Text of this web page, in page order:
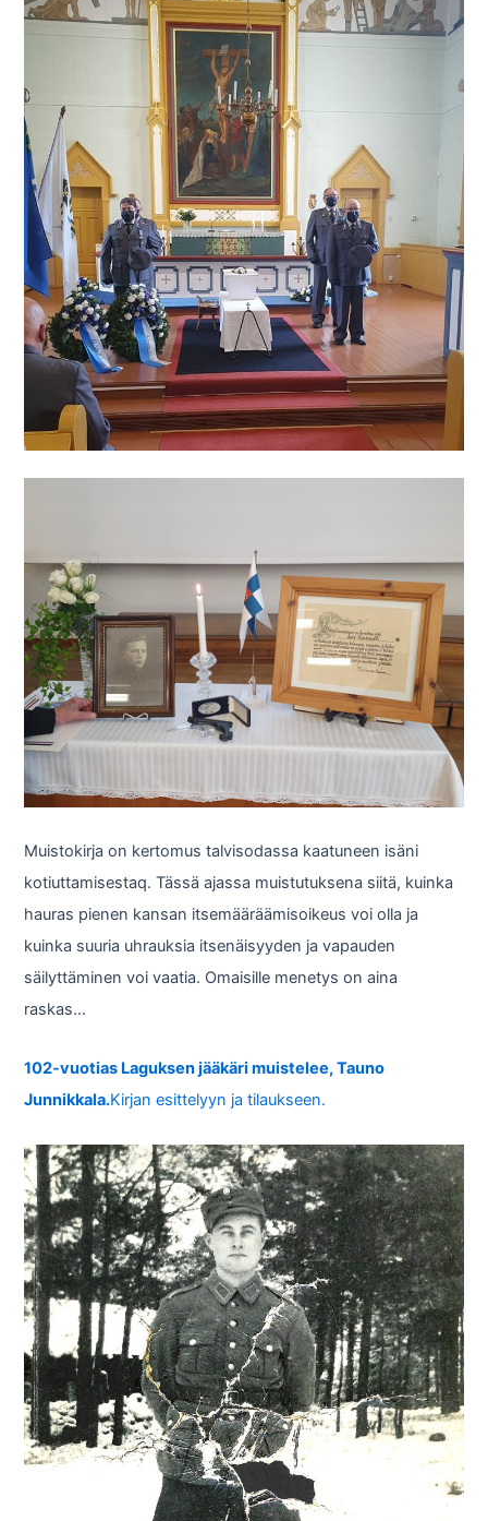
Muistokirja on kertomus talvisodassa kaatuneen isäni
kotiuttamisestaq. Tässä ajassa muistutuksena siitä, kuinka
hauras pienen kansan itsemääräämisoikeus voi olla ja
kuinka suuria uhrauksia itsenäisyyden ja vapauden
säilyttäminen voi vaatia. Omaisille menetys on aina
raskas…
102-vuotias Laguksen jääkäri muistelee, Tauno
Junnikkala.Kirjan esittelyyn ja tilaukseen.